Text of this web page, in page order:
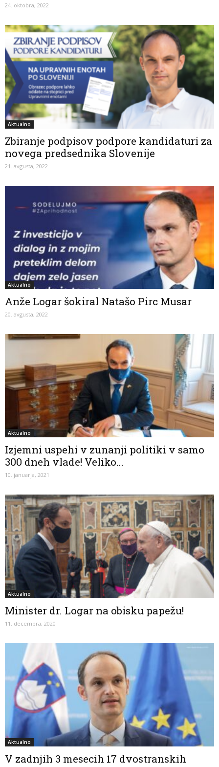
24. oktobra, 2022
Aktualno
Zbiranje podpisov podpore kandidaturi za
novega predsednika Slovenije
21. avgusta, 2022
Aktualno
Anže Logar šokiral Natašo Pirc Musar
20. avgusta, 2022
Aktualno
Izjemni uspehi v zunanji politiki v samo
300 dneh vlade! Veliko...
10. januarja, 2021
Aktualno
Minister dr. Logar na obisku papežu!
11. decembra, 2020
Aktualno
V zadnjih 3 mesecih 17 dvostranskih